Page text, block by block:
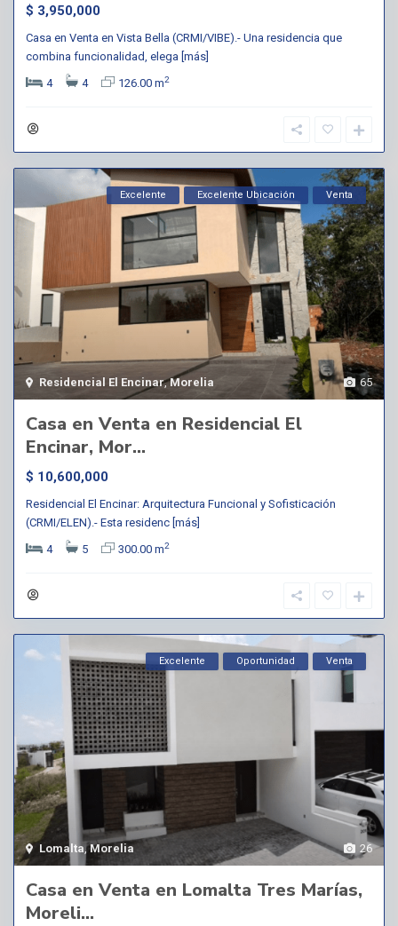
$ 3,950,000
Casa en Venta en Vista Bella (CRMI/VIBE).- Una residencia que
combina funcionalidad, elega [más]
4
4 126.00 m2
65
Residencial El Encinar,Morelia
Excelente Excelente Ubicación Venta
Casa en Venta en Residencial El
Encinar, Mor...
$ 10,600,000
Residencial El Encinar: Arquitectura Funcional y Sofisticación
(CRMI/ELEN).- Esta residenc [más]
4
5 300.00 m2
26
Lomalta ,Morelia
Excelente Oportunidad Venta
Casa en Venta en Lomalta Tres Marías,
Moreli...